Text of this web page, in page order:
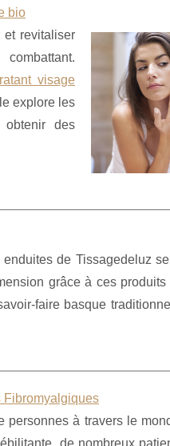
bio
revitaliser
visage
explore les
obtenir des
de Tissagedeluz
grâce à ces
faire basque
Fibromyalgiques
à travers le
de nombreux